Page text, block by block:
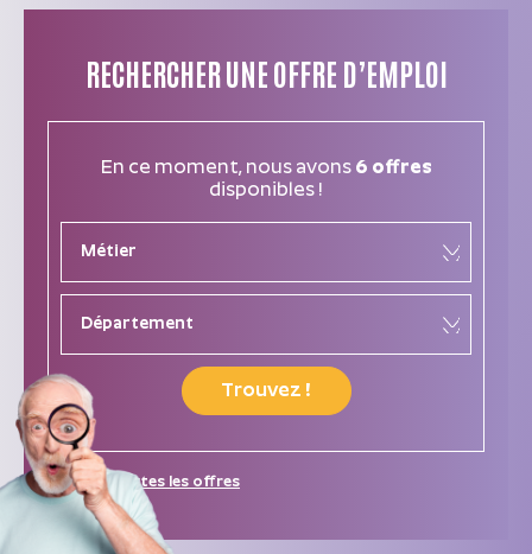
RECHERCHER UNE OFFRE D’EMPLOI
En ce moment, nous avons 6 offres
disponibles !
Trouvez !
Afficher toutes les offres